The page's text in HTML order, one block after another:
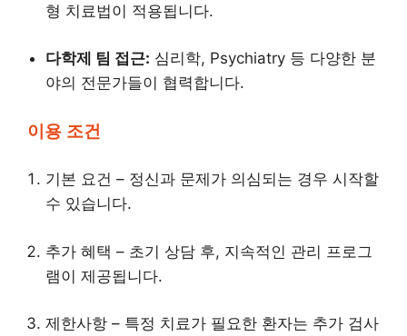
형 치료법이 적용됩니다.
다학제 팀 접근: 심리학, Psychiatry 등 다양한 분
야의 전문가들이 협력합니다.
이용 조건
기본 요건 – 정신과 문제가 의심되는 경우 시작할
수 있습니다.
추가 혜택 – 초기 상담 후, 지속적인 관리 프로그
램이 제공됩니다.
제한사항 – 특정 치료가 필요한 환자는 추가 검사